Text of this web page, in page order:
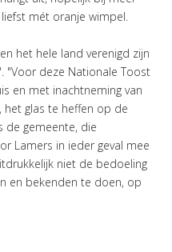
mét oranje wimpel.
het hele land verenigd zijn
deze Nationale Toost
en met inachtneming van
het glas te heffen op de
de gemeente, die
Lamers in ieder geval mee
niet de bedoeling
en bekenden te doen, op